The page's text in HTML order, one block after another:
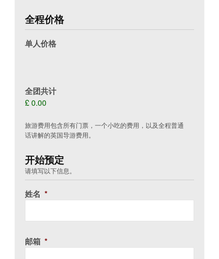
全程价格
单人价格
全团共计
£ 0.00
旅游费用包含所有门票，一个小吃的费用，以及全程普通
话讲解的英国导游费用。
开始预定
请填写以下信息。
姓名 *
邮箱 *